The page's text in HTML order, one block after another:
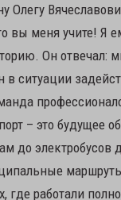
вы меня учите! Я
Он отвечал:
в ситуации
– это будущее
до
работали